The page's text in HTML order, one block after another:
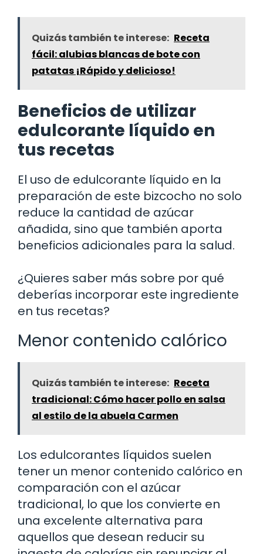
Quizás también te interese: Receta
fácil: alubias blancas de bote con
patatas ¡Rápido y delicioso!
Beneficios de utilizar
edulcorante líquido en
tus recetas
El uso de edulcorante líquido en la
preparación de este bizcocho no solo
reduce la cantidad de azúcar
añadida, sino que también aporta
beneficios adicionales para la salud.
¿Quieres saber más sobre por qué
deberías incorporar este ingrediente
en tus recetas?
Menor contenido calórico
Quizás también te interese: Receta
tradicional: Cómo hacer pollo en salsa
al estilo de la abuela Carmen
Los edulcorantes líquidos suelen
tener un menor contenido calórico en
comparación con el azúcar
tradicional, lo que los convierte en
una excelente alternativa para
aquellos que desean reducir su